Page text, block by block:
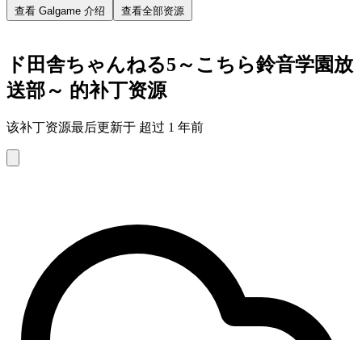
查看 Galgame 介绍 查看全部资源
ド田舎ちゃんねる5～こちら鈴音学園放
送部～ 的补丁资源
该补丁资源最后更新于 超过 1 年前